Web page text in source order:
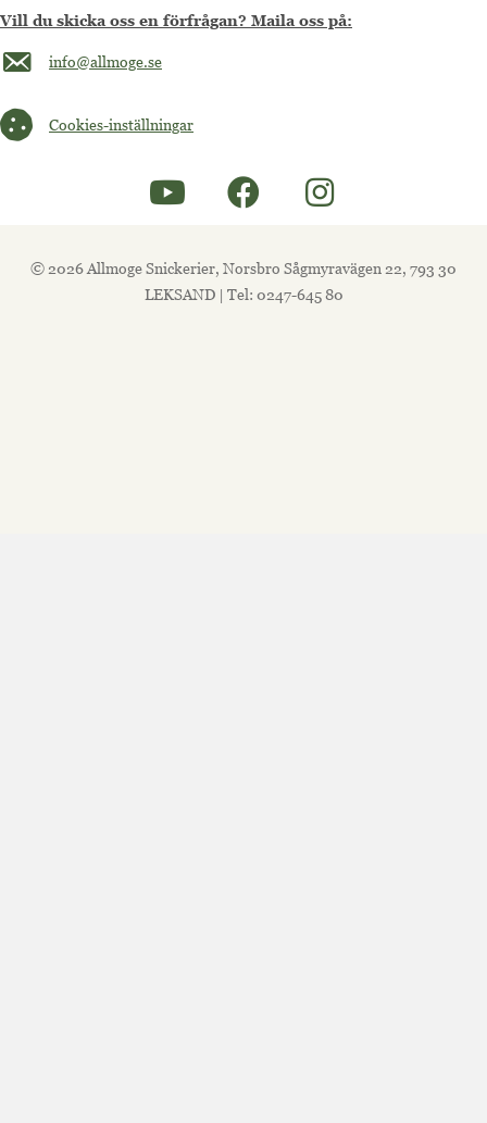
Vill du skicka oss en förfrågan? Maila oss på:
Maila oss på info@allmoge.se
info@allmoge.se
Cookies-inställningar
Cookies-inställningar
© 2026 Allmoge Snickerier, Norsbro Sågmyravägen 22, 793 30
LEKSAND | Tel: 0247-645 80